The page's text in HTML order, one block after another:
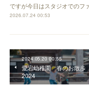
ですが今日はスタジオでのフ
2026.07.24 00:53
2024.05.20 00:55
愛宕幼稚園 春のお散
2024